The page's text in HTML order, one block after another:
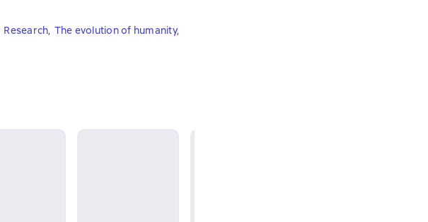
Research, The evolution of humanity,